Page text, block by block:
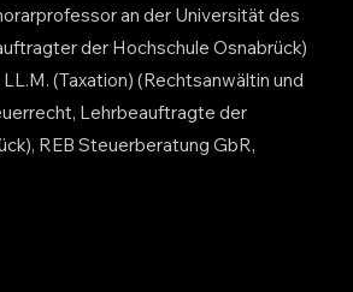
an der Universität des
der Hochschule Osnabrück)
LL.M. (Taxation) (Rechtsanwältin und
Lehrbeauftragte der
REB Steuerberatung GbR,